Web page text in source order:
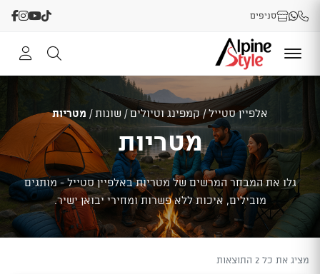
סניפים
אלפיין סטייל/קמפינג וטיולים/ שונות / מטריות
מטריות
גלו את המבחר המרשים של מטריות באלפיין סטייל - מותגים
מובילים, איכות ללא פשרות ומחירי יבואן ישיר.
מציג את כל 2 התוצאות